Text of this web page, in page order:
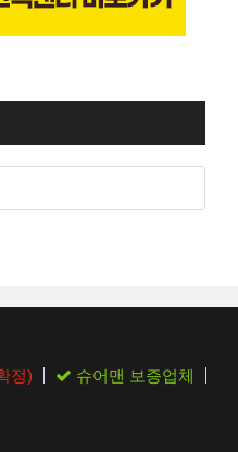
정)
슈어맨 보증업체